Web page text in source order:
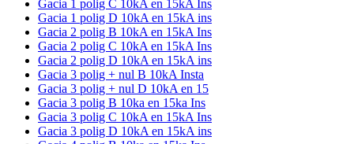
Gacia 1 polig C 10kA en 15kA Ins
Gacia 1 polig D 10kA en 15kA ins
Gacia 2 polig B 10kA en 15kA Ins
Gacia 2 polig C 10kA en 15kA Ins
Gacia 2 polig D 10kA en 15kA ins
Gacia 3 polig + nul B 10kA Insta
Gacia 3 polig + nul D 10kA en 15
Gacia 3 polig B 10ka en 15ka Ins
Gacia 3 polig C 10kA en 15kA Ins
Gacia 3 polig D 10kA en 15kA ins